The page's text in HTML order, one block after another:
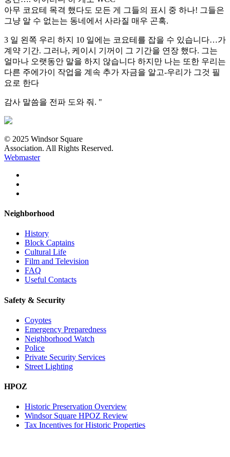
아무 코요테 목격 했다도 모든 게 그들의 표시 중 하나! 그들은
그냥 알 수 없는는 동네에서 사라질 매우 곤혹.
3 일 왼쪽 우리 하지 10 일에는 코요테를 잡을 수 있습니다…가
계약 기간. 그러나, 케이시 기꺼이 그 기간을 연장 했다. 그는
얼마나 오랫동안 말을 하지 않습니다 하지만 나는 또한 우리는
다른 주에가이 작업을 계속 추가 자금을 알고-우리가 그것 필
요로 한다
감사 말씀을 전파 도와 줘. "
© 2025 Windsor Square
Association. All Rights Reserved.
Webmaster
Neighborhood
History
Block Captains
Cultural Life
Film and Television
FAQ
Useful Contacts
Safety & Security
Coyotes
Emergency Preparedness
Neighborhood Watch
Police
Private Security Services
Street Lighting
HPOZ
Historic Preservation Overview
Windsor Square HPOZ Review
Tax Incentives for Historic Properties